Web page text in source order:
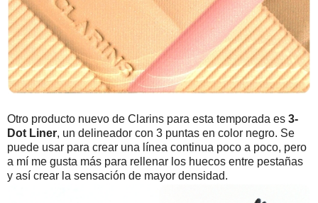
Otro producto nuevo de Clarins para esta temporada es 3-
Dot Liner, un delineador con 3 puntas en color negro. Se
puede usar para crear una línea continua poco a poco, pero
a mí me gusta más para rellenar los huecos entre pestañas
y así crear la sensación de mayor densidad.